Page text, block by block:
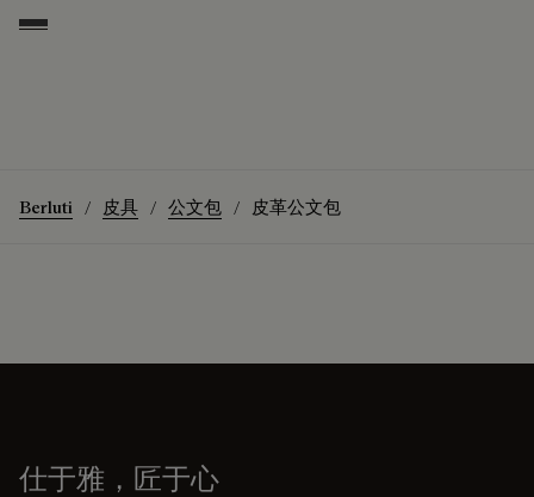
Grey Flanel
Berluti 皮具 公文包 皮革公文包
仕于雅，匠于心